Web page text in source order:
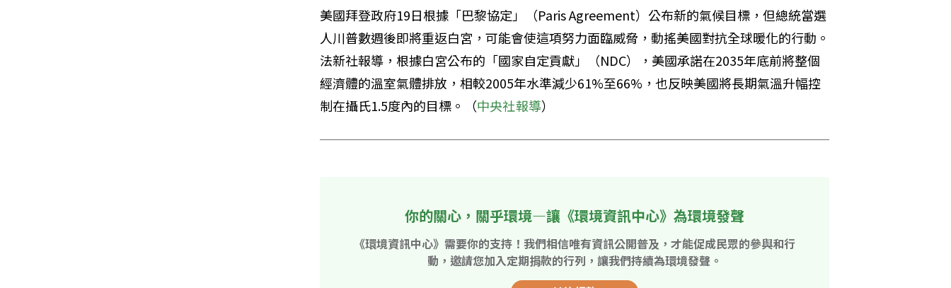
美國拜登政府19日根據「巴黎協定」（Paris Agreement）公布新的氣候目標，但總統當選
人川普數週後即將重返白宮，可能會使這項努力面臨威脅，動搖美國對抗全球暖化的行動。
法新社報導，根據白宮公布的「國家自定貢獻」（NDC），美國承諾在2035年底前將整個
經濟體的溫室氣體排放，相較2005年水準減少61%至66%，也反映美國將長期氣溫升幅控
制在攝氏1.5度內的目標。（中央社報導）
你的關心，關乎環境—讓《環境資訊中心》為環境發聲
《環境資訊中心》需要你的支持！我們相信唯有資訊公開普及，才能促成民眾的參與和行
動，邀請您加入定期捐款的行列，讓我們持續為環境發聲。